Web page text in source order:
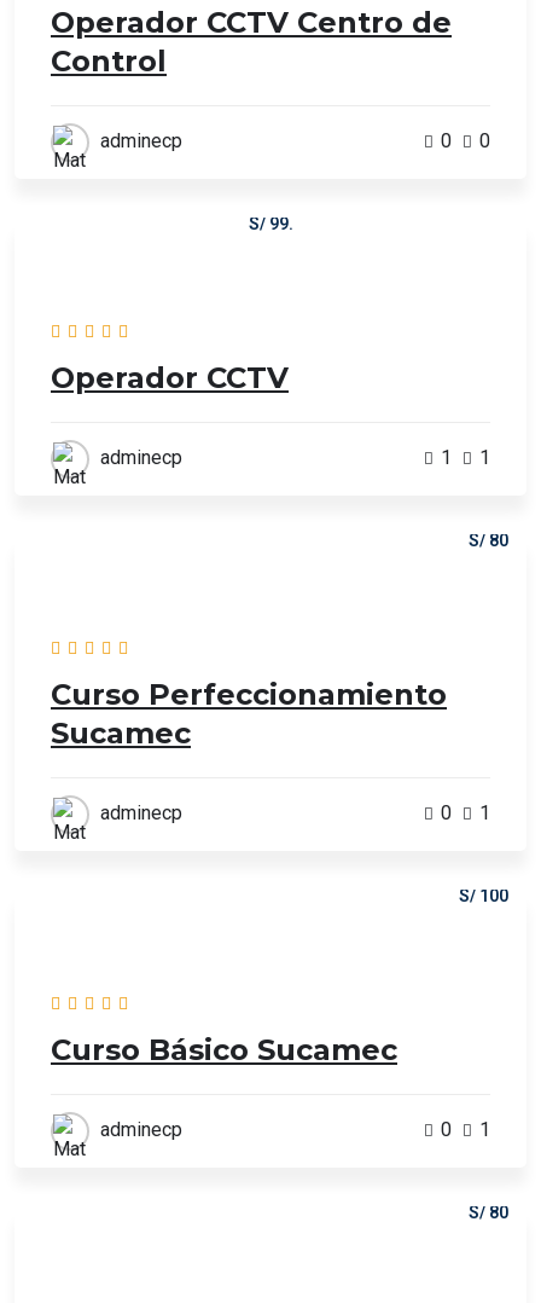
Operador CCTV Centro de
Control
adminecp 0 0
S/ 99.
Operador CCTV
adminecp 1 1
S/ 80
Curso Perfeccionamiento
Sucamec
adminecp 0 1
S/ 100
Curso Básico Sucamec
adminecp 0 1
S/ 80